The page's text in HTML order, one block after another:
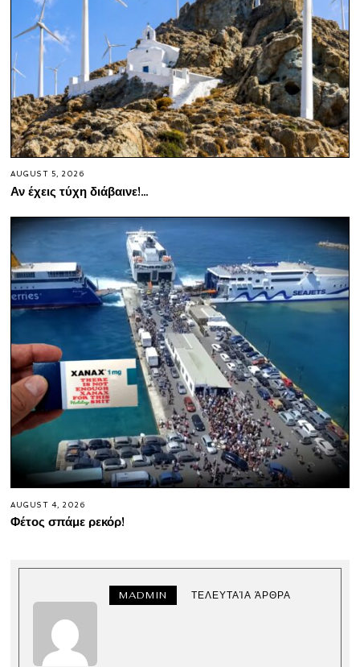
AUGUST 5, 2026
Αν έχεις τύχη διάβαινε!…
AUGUST 4, 2026
Φέτος σπάμε ρεκόρ!
MADMIN ΤΕΛΕΥΤΑΊΑ ΆΡΘΡΑ